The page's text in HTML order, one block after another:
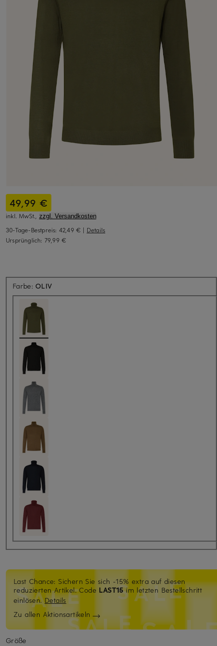
49,99 €
inkl. MwSt., zzgl. Versandkosten
30-Tage-Bestpreis: 42,49 € | Details
Ursprünglich: 79,99 €
Farbe:OLIV
Last Chance: Sichern Sie sich -15% extra auf diesen
reduzierten Artikel. Code LAST15im letzten Bestellschritt
einlösen.Details
Zu allen Aktionsartikeln
Größe